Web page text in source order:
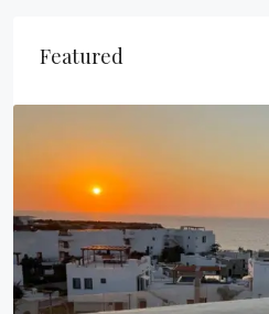
Featured